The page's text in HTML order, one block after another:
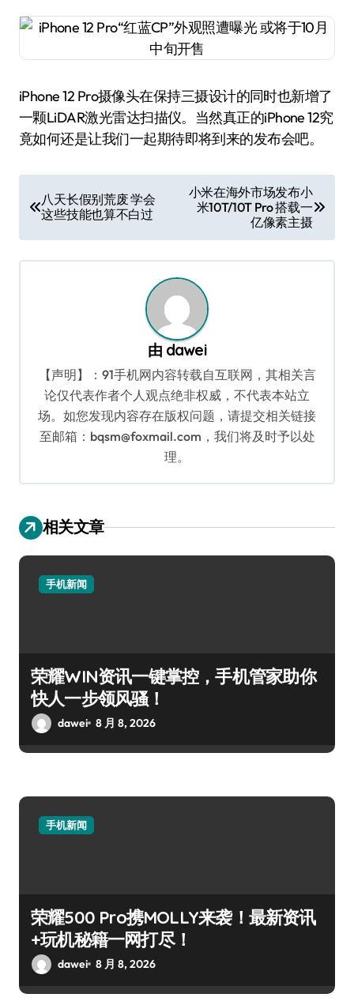
iPhone 12 Pro摄像头在保持三摄设计的同时也新增了
一颗LiDAR激光雷达扫描仪。当然真正的iPhone 12究
竟如何还是让我们一起期待即将到来的发布会吧。
章
导
航
八天长假别荒废 学会
这些技能也算不白过
小米在海外市场发布小
米10T/10T Pro 搭载一
亿像素主摄
由 dawei
【声明】：91手机网内容转载自互联网，其相关言
论仅代表作者个人观点绝非权威，不代表本站立
场。如您发现内容存在版权问题，请提交相关链接
至邮箱：bqsm@foxmail.com，我们将及时予以处
理。
相关文章
手机新闻
荣耀WIN资讯一键掌控，手机管家助你
快人一步领风骚！
dawei 8 月 8, 2026
手机新闻
荣耀500 Pro携MOLLY来袭！最新资讯
+玩机秘籍一网打尽！
dawei 8 月 8, 2026